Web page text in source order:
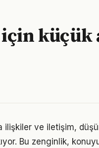
küçük
ilişkiler ve iletişim,
Bu zenginlik,